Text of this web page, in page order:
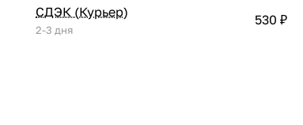
СДЭК (Курьер)
2-3 дня
530 ₽